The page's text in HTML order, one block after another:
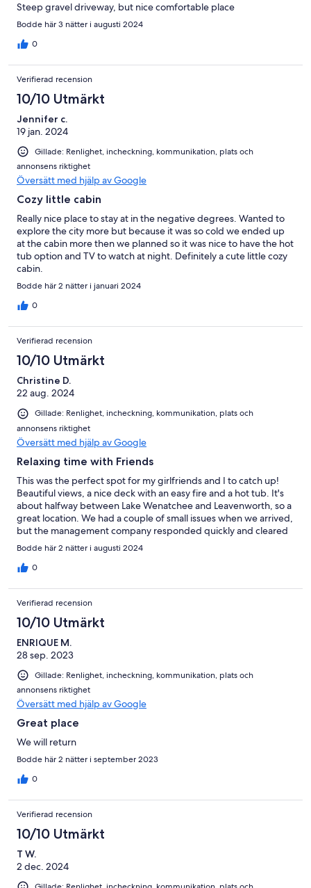
Steep gravel driveway, but nice comfortable place
Bodde här 3 nätter i augusti 2024
0
Verifierad recension
10/10 Utmärkt
Jennifer c.
19 jan. 2024
Gillade: Renlighet, incheckning, kommunikation, plats och
annonsens riktighet
Översätt med hjälp av Google
Cozy little cabin
Really nice place to stay at in the negative degrees. Wanted to
explore the city more but because it was so cold we ended up
at the cabin more then we planned so it was nice to have the hot
tub option and TV to watch at night. Definitely a cute little cozy
cabin.
Bodde här 2 nätter i januari 2024
0
Verifierad recension
10/10 Utmärkt
Christine D.
22 aug. 2024
Gillade: Renlighet, incheckning, kommunikation, plats och
annonsens riktighet
Översätt med hjälp av Google
Relaxing time with Friends
This was the perfect spot for my girlfriends and I to catch up!
Beautiful views, a nice deck with an easy fire and a hot tub. It's
about halfway between Lake Wenatchee and Leavenworth, so a
great location. We had a couple of small issues when we arrived,
but the management company responded quickly and cleared
up the matter.
Bodde här 2 nätter i augusti 2024
0
Verifierad recension
10/10 Utmärkt
ENRIQUE M.
28 sep. 2023
Gillade: Renlighet, incheckning, kommunikation, plats och
annonsens riktighet
Översätt med hjälp av Google
Great place
We will return
Bodde här 2 nätter i september 2023
0
Verifierad recension
10/10 Utmärkt
T W.
2 dec. 2024